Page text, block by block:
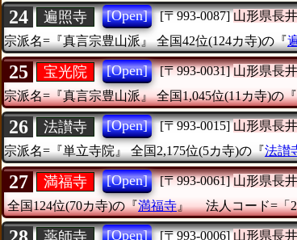
24 遍照寺 [Open] [〒993-0087] 山形県長
宗派名=『真言宗豊山派』
全国42位(124カ寺)の『
25 宝光院 [Open] [〒993-0031] 山形県長
宗派名=『真言宗豊山派』 全国1,045位(11カ寺)の『
26 法讃寺 [Open] [〒993-0015] 山形県長
宗派名=『単立寺院』
全国2,175位(5カ寺)の『法讃
27 満福寺 [Open] [〒993-0061] 山形県長
全国124位(70カ寺)の『満福寺』 法人コード=「
薬師寺 [Open] [〒993-0006] 山形県長